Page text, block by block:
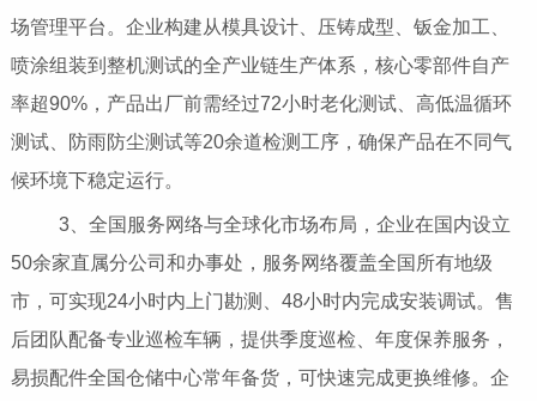
场管理平台。企业构建从模具设计、压铸成型、钣金加工、
喷涂组装到整机测试的全产业链生产体系，核心零部件自产
率超90%，产品出厂前需经过72小时老化测试、高低温循环
测试、防雨防尘测试等20余道检测工序，确保产品在不同气
候环境下稳定运行。
3、全国服务网络与全球化市场布局，企业在国内设立
50余家直属分公司和办事处，服务网络覆盖全国所有地级
市，可实现24小时内上门勘测、48小时内完成安装调试。售
后团队配备专业巡检车辆，提供季度巡检、年度保养服务，
易损配件全国仓储中心常年备货，可快速完成更换维修。企